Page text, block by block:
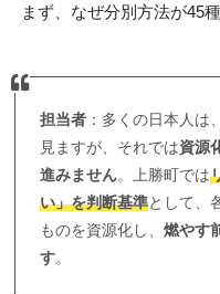
まず、なぜ分別方法が45
担当者 ：多くの日本人は、
見ますが、それでは資源
進みません。上勝町では
い」を判断基準として、
ものを資源化し、燃やす
す。